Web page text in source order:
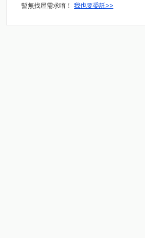
暫無找屋需求唷！ 我也要委託>>